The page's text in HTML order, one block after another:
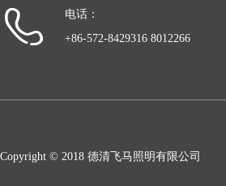
电话：
+86-572-8429316 8012266
Copyright © 2018 德清飞马照明有限公司